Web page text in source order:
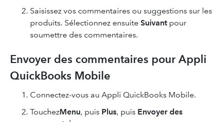
Saisissez vos commentaires ou suggestions sur les
produits. Sélectionnez ensuite Suivantpour
soumettre des commentaires.
Envoyer des commentaires pour Appli
QuickBooks Mobile
Connectez-vous au Appli QuickBooks Mobile.
TouchezMenu, puis Plus, puis Envoyer des